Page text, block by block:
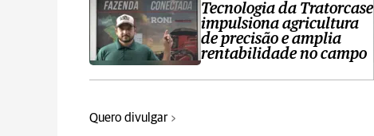
Tecnologia da Tratorcase
impulsiona agricultura
de precisão e amplia
rentabilidade no campo
Quero divulgar